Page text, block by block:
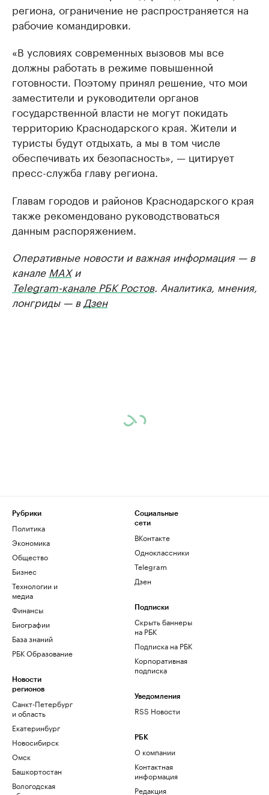
региона, ограничение не распространяется на
рабочие командировки.
«В условиях современных вызовов мы все
должны работать в режиме повышенной
готовности. Поэтому принял решение, что мои
заместители и руководители органов
государственной власти не могут покидать
территорию Краснодарского края. Жители и
туристы будут отдыхать, а мы в том числе
обеспечивать их безопасность», — цитирует
пресс-служба главу региона.
Главам городов и районов Краснодарского края
также рекомендовано руководствоваться
данным распоряжением.
Оперативные новости и важная информация — в
канале MAXи
Telegram-канале РБК Ростов. Аналитика, мнения,
лонгриды — в Дзен
Рубрики
Политика
Экономика
Общество
Бизнес
Технологии и
медиа
Финансы
Биографии
База знаний
РБК Образование
Новости
регионов
Санкт-Петербург
и область
Екатеринбург
Новосибирск
Омск
Башкортостан
Вологодская
Социальные
сети
ВКонтакте
Одноклассники
Telegram
Дзен
Подписки
Скрыть баннеры
на РБК
Подписка на РБК
Корпоративная
подписка
Уведомления
RSS Новости
РБК
О компании
Контактная
информация
Редакция